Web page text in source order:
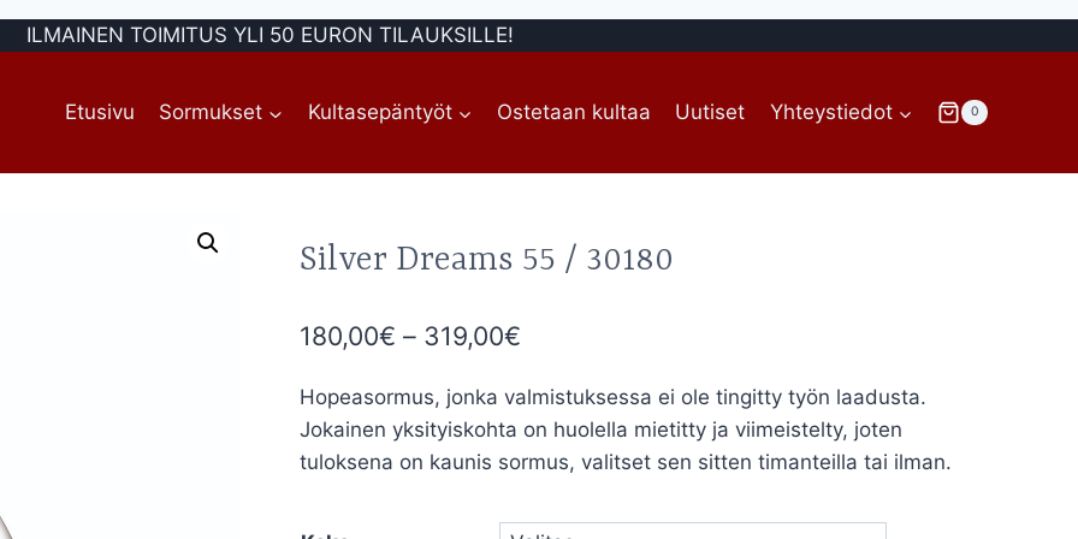
ILMAINEN TOIMITUS YLI 50 EURON TILAUKSILLE!
Etusivu Sormukset Kultasepäntyöt Ostetaan kultaa Uutiset Yhteystiedot 0
Silver Dreams 55 / 30180
180,00€ – 319,00€Hintaluokka:
-
319,00€
Hopeasormus, jonka valmistuksessa ei ole tingitty työn laadusta.
Jokainen yksityiskohta on huolella mietitty ja viimeistelty, joten
tuloksena on kaunis sormus, valitset sen sitten timanteilla tai ilman.